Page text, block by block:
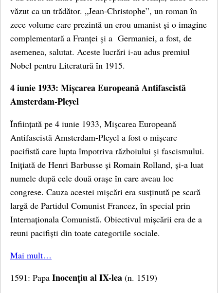
văzut ca un trădător. „Jean-Christophe”, un roman în
zece volume care prezintă un erou umanist și o imagine
complementară a Franței și a Germaniei, a fost, de
asemenea, salutat. Aceste lucrări i-au adus premiul
Nobel pentru Literatură în 1915.
4 iunie 1933: Mișcarea Europeană Antifascistă
Amsterdam-Pleyel
Înființată pe 4 iunie 1933, Mișcarea Europeană
Antifascistă Amsterdam-Pleyel a fost o mișcare
pacifistă care lupta împotriva războiului și fascismului.
Inițiată de Henri Barbusse și Romain Rolland, și-a luat
numele după cele două orașe în care aveau loc
congrese. Cauza acestei mișcări era susținută pe scară
largă de Partidul Comunist Francez, în special prin
Internaționala Comunistă. Obiectivul mișcării era de a
reuni pacifiști din toate categoriile sociale.
Mai mult…
1591: Papa Inocențiu al IX-lea (n. 1519)